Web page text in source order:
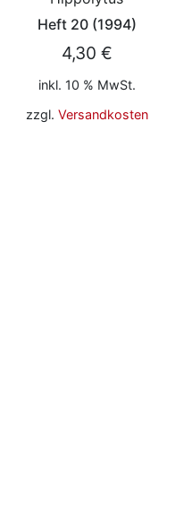
Heft 20 (1994)
4,30 €
inkl. 10 % MwSt.
zzgl. Versandkosten